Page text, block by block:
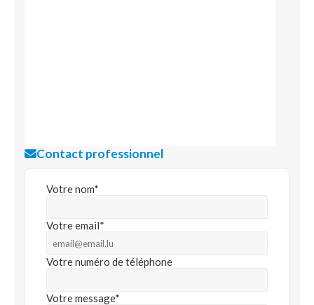
Contact professionnel
Votre nom*
Votre email*
Votre numéro de téléphone
Votre message*